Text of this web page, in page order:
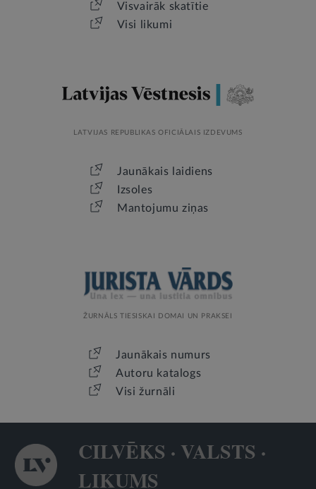
Visvairāk skatītie
Visi likumi
LATVIJAS REPUBLIKAS OFICIĀLAIS IZDEVUMS
Jaunākais laidiens
Izsoles
Mantojumu ziņas
ŽURNĀLS TIESISKAI DOMAI UN PRAKSEI
Jaunākais numurs
Autoru katalogs
Visi žurnāli
CILVĒKS · VALSTS ·
LIKUMS